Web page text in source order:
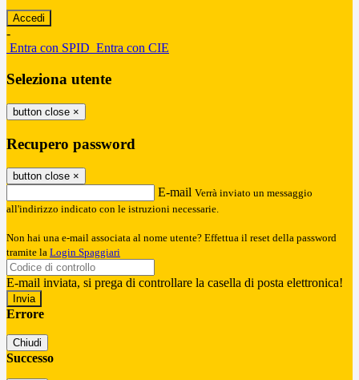
-
Entra con SPID Entra con CIE
Seleziona utente
button close ×
Recupero password
button close ×
E-mail Verrà inviato un messaggio
all'indirizzo indicato con le istruzioni necessarie.
Non hai una e-mail associata al nome utente? Effettua il reset della password
tramite la Login Spaggiari
E-mail inviata, si prega di controllare la casella di posta elettronica!
Errore
Chiudi
Successo